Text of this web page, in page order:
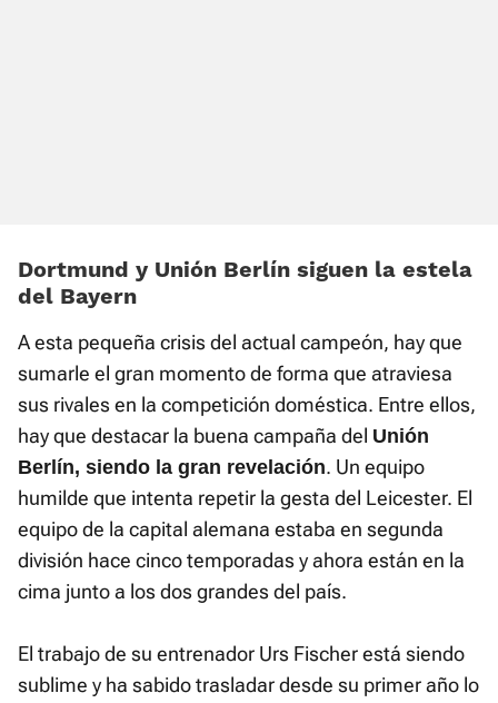
Dortmund y Unión Berlín siguen la estela
del Bayern
A esta pequeña crisis del actual campeón, hay que
sumarle el gran momento de forma que atraviesa
sus rivales en la competición doméstica. Entre ellos,
hay que destacar la buena campaña del Unión
Berlín, siendo la gran revelación. Un equipo
humilde que intenta repetir la gesta del Leicester. El
equipo de la capital alemana estaba en segunda
división hace cinco temporadas y ahora están en la
cima junto a los dos grandes del país.
El trabajo de su entrenador Urs Fischer está siendo
sublime y ha sabido trasladar desde su primer año lo